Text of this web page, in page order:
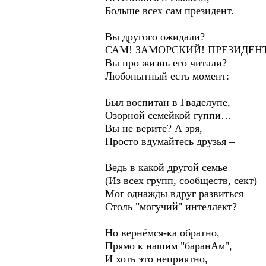
Больше всех сам президент.
Вы другого ожидали?
САМ! ЗАМОРСКИЙ!
Вы про жизнь его читали?
Любопытный есть момент:
Был воспитан в Гваделупе,
Озорной семейкой гуппи…
Вы не верите? А зря,
Просто вдумайтесь друзья –
Ведь в какой другой семье
(Из всех групп, сообществ, сект)
Мог однажды вдруг развиться
Столь "могучий" интеллект?
Но вернёмся-ка обратно,
Прямо к нашим "баранАм",
И хоть это неприятно,